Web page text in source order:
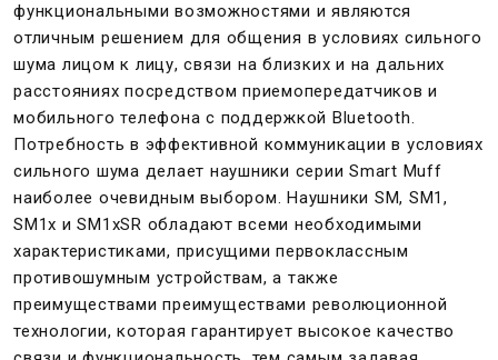
функциональными возможностями и являются
отличным решением для общения в условиях сильного
шума лицом к лицу, связи на близких и на дальних
расстояниях посредством приемопередатчиков и
мобильного телефона с поддержкой Bluetooth.
Потребность в эффективной коммуникации в условиях
сильного шума делает наушники серии Smart Muff
наиболее очевидным выбором. Наушники SM, SM1,
SM1x и SM1xSR обладают всеми необходимыми
характеристиками, присущими первоклассным
противошумным устройствам, а также
преимуществами преимуществами революционной
технологии, которая гарантирует высокое качество